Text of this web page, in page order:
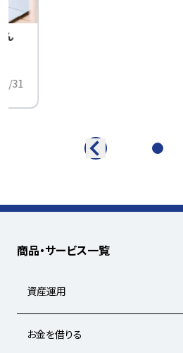
ん
31
商品・サービス一覧
資産運用
お金を借りる